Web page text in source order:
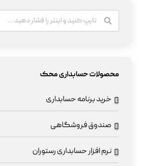
محصولات حسابداری محک
خرید برنامه حسابداری
صندوق فروشگاهی
نرم افزار حسابداری رستوران